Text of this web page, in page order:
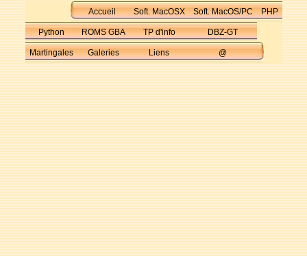
Accueil Soft. MacOSX Soft. MacOS/PC PHP
Python ROMS GBA TP d'info DBZ-GT
Martingales Galeries Liens @